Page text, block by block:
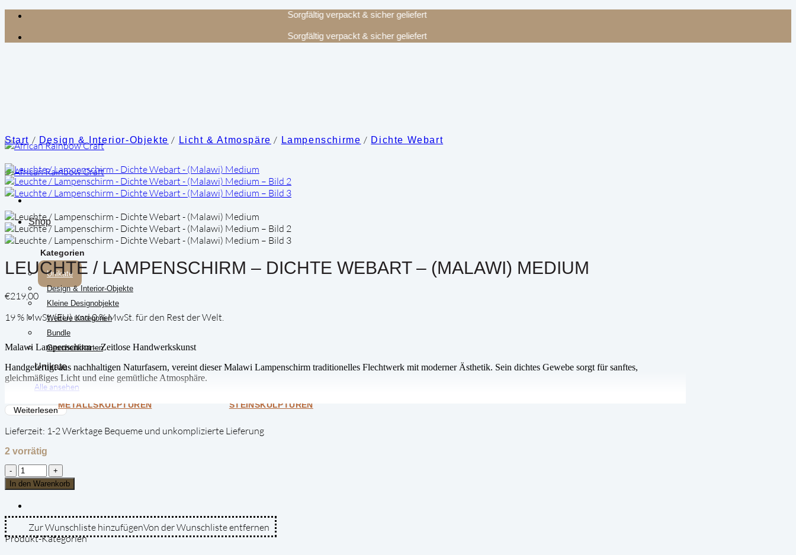
Zum
springen
Sorgfältig verpackt & sicher geliefert
Sorgfältig verpackt & sicher geliefert
Shop
Kategorien
Unikate
Design & Interior-Objekte
Kleine Designobjekte
Weitere Kategorien
Bundle
Geschenkkarten
Unikate
Alle ansehen
METALLSKULPTUREN STEINSKULPTUREN
Start / Design & Interior-Objekte / Licht & Atmospäre / Lampenschirme / Dichte Webart
LEUCHTE / LAMPENSCHIRM – DICHTE WEBART – (MALAWI) MEDIUM
€219,00
19 % MwSt. (EU) und 0 % MwSt. für den Rest der Welt.
Malawi Lampenschirm – Zeitlose Handwerkskunst
Handgefertigt aus nachhaltigen Naturfasern, vereint dieser Malawi Lampenschirm traditionelles Flechtwerk mit moderner Ästhetik. Sein dichtes Gewebe sorgt für sanftes,
gleichmäßiges Licht und eine gemütliche Atmosphäre.
💡 Weiches, harmonisches Licht
Bringen Sie malawische Handwerkskunst in Ihr Zuhause!
Weiterlesen
Lieferzeit: 1-2 Werktage Bequeme und unkomplizierte Lieferung
2 vorrätig
Leuchte
/
Lampenschirm
-
Dichte
Webart
-
In den Warenkorb
Zur Wunschliste hinzufügenVon der Wunschliste entfernen
Produkt-Kategorien